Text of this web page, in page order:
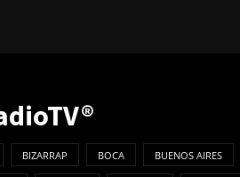
BIZARRAP BOCA BUENOS AIRES